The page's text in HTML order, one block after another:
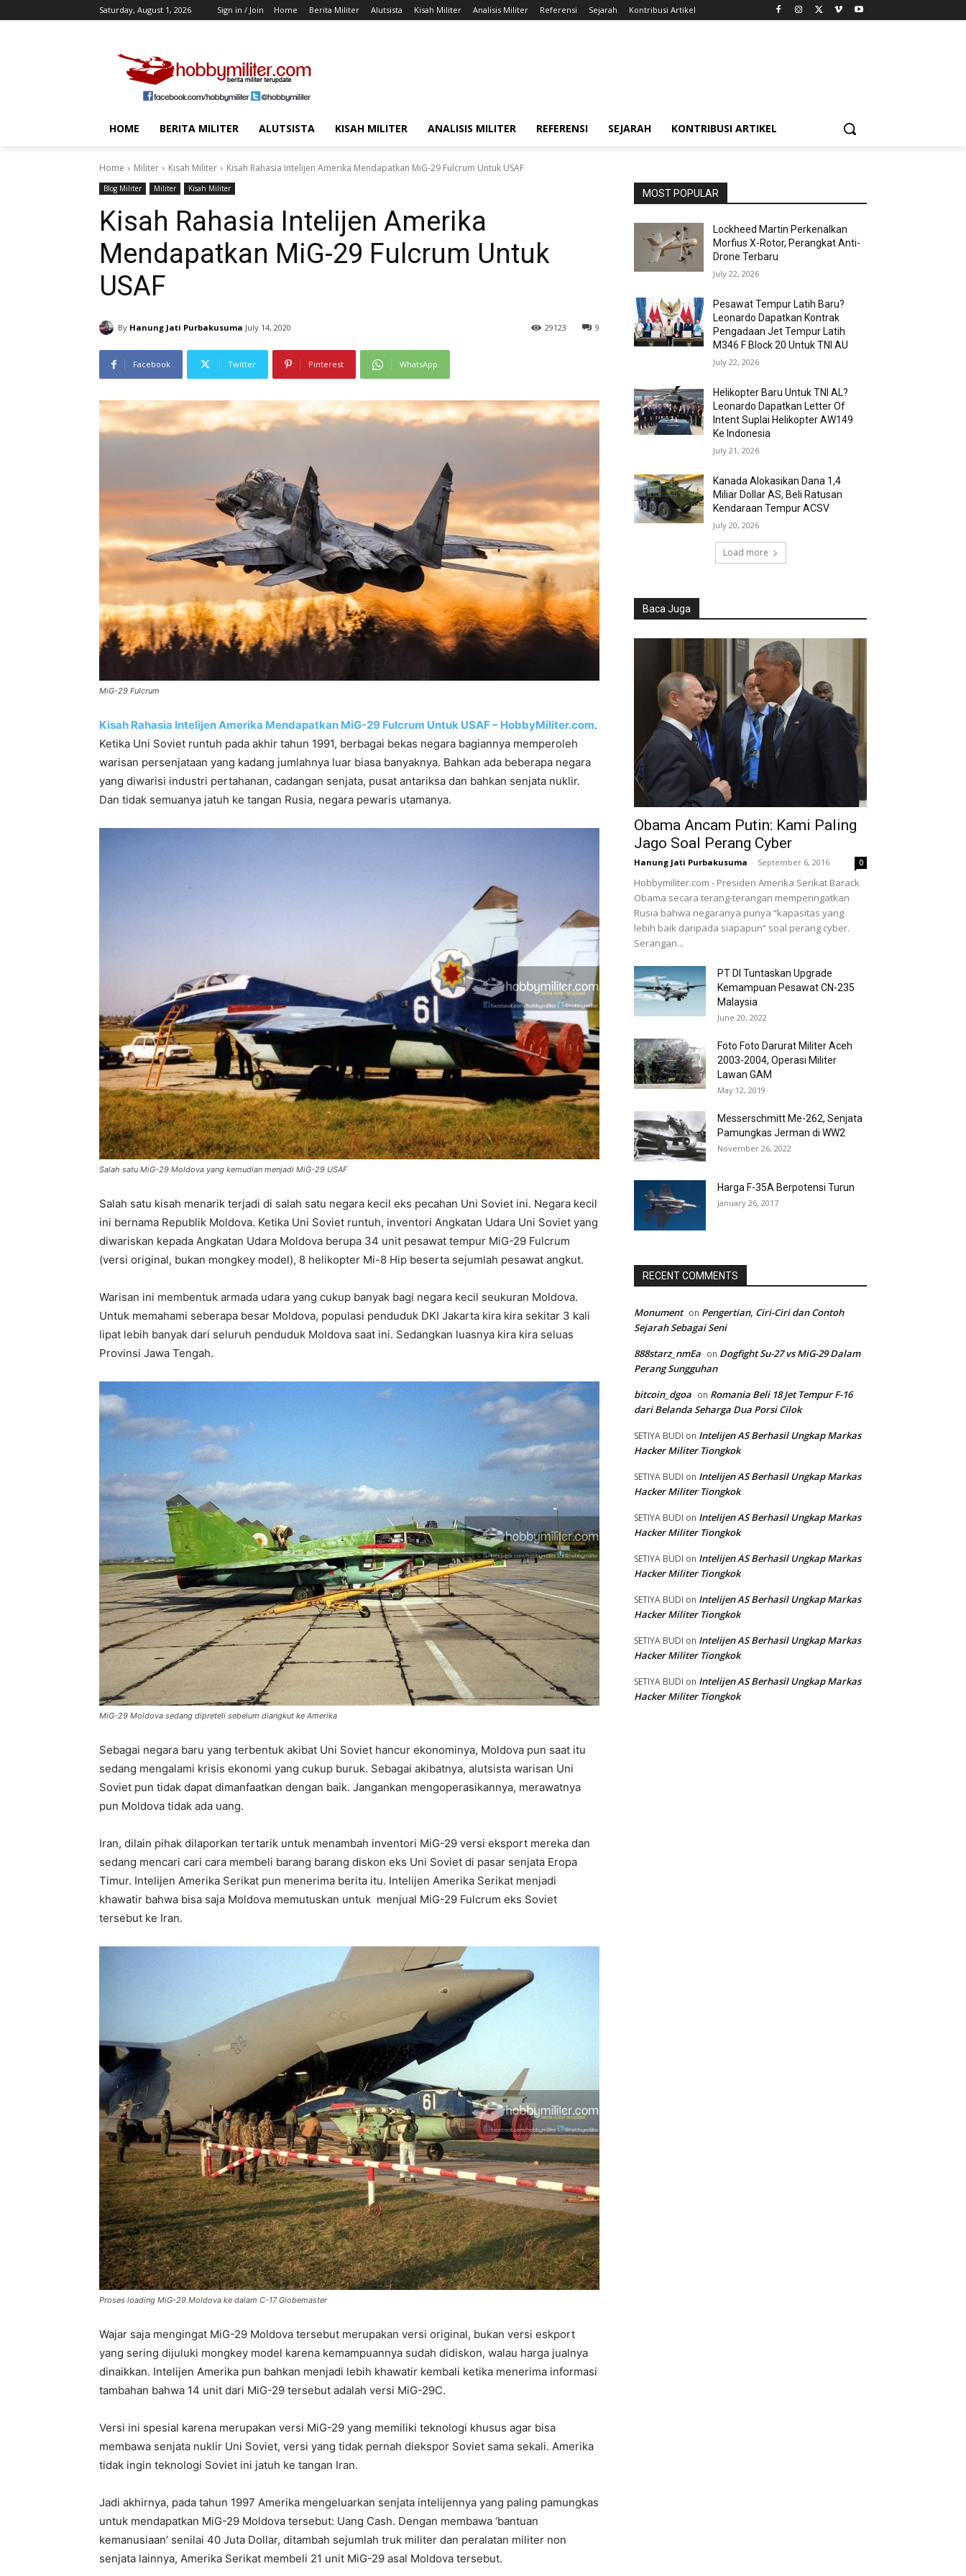
Saturday, August 1, 2026 Sign in / Join Home Berita Militer Alutsista Kisah Militer Analisis Militer Referensi Sejarah Kontribusi Artikel
HOME BERITA MILITER ALUTSISTA KISAH MILITER ANALISIS MILITER REFERENSI SEJARAH KONTRIBUSI ARTIKEL
Home Militer Kisah Militer Kisah Rahasia Intelijen Amerika Mendapatkan MiG-29 Fulcrum Untuk USAF
Blog Militer Militer Kisah Militer
Kisah Rahasia Intelijen Amerika
Mendapatkan MiG-29 Fulcrum Untuk
USAF
By Hanung Jati Purbakusuma July 14, 2020 9
29123
Facebook Twitter Pinterest WhatsApp
MiG-29 Fulcrum
Kisah Rahasia Intelijen Amerika Mendapatkan MiG-29 Fulcrum Untuk USAF – HobbyMiliter.com.
Ketika Uni Soviet runtuh pada akhir tahun 1991, berbagai bekas negara bagiannya memperoleh
warisan persenjataan yang kadang jumlahnya luar biasa banyaknya. Bahkan ada beberapa negara
yang diwarisi industri pertahanan, cadangan senjata, pusat antariksa dan bahkan senjata nuklir.
Dan tidak semuanya jatuh ke tangan Rusia, negara pewaris utamanya.
Salah satu MiG-29 Moldova yang kemudian menjadi MiG-29 USAF
Salah satu kisah menarik terjadi di salah satu negara kecil eks pecahan Uni Soviet ini. Negara kecil
ini bernama Republik Moldova. Ketika Uni Soviet runtuh, inventori Angkatan Udara Uni Soviet yang
diwariskan kepada Angkatan Udara Moldova berupa 34 unit pesawat tempur MiG-29 Fulcrum
(versi original, bukan mongkey model), 8 helikopter Mi-8 Hip beserta sejumlah pesawat angkut.
Warisan ini membentuk armada udara yang cukup banyak bagi negara kecil seukuran Moldova.
Untuk memahami seberapa besar Moldova, populasi penduduk DKI Jakarta kira kira sekitar 3 kali
lipat lebih banyak dari seluruh penduduk Moldova saat ini. Sedangkan luasnya kira kira seluas
Provinsi Jawa Tengah.
MiG-29 Moldova sedang dipreteli sebelum diangkut ke Amerika
Sebagai negara baru yang terbentuk akibat Uni Soviet hancur ekonominya, Moldova pun saat itu
sedang mengalami krisis ekonomi yang cukup buruk. Sebagai akibatnya, alutsista warisan Uni
Soviet pun tidak dapat dimanfaatkan dengan baik. Jangankan mengoperasikannya, merawatnya
pun Moldova tidak ada uang.
Iran, dilain pihak dilaporkan tertarik untuk menambah inventori MiG-29 versi eksport mereka dan
sedang mencari cari cara membeli barang barang diskon eks Uni Soviet di pasar senjata Eropa
Timur. Intelijen Amerika Serikat pun menerima berita itu. Intelijen Amerika Serikat menjadi
khawatir bahwa bisa saja Moldova memutuskan untuk menjual MiG-29 Fulcrum eks Soviet
tersebut ke Iran.
Proses loading MiG-29 Moldova ke dalam C-17 Globemaster
Wajar saja mengingat MiG-29 Moldova tersebut merupakan versi original, bukan versi eskport
yang sering dijuluki mongkey model karena kemampuannya sudah didiskon, walau harga jualnya
dinaikkan. Intelijen Amerika pun bahkan menjadi lebih khawatir kembali ketika menerima informasi
tambahan bahwa 14 unit dari MiG-29 tersebut adalah versi MiG-29C.
Versi ini spesial karena merupakan versi MiG-29 yang memiliki teknologi khusus agar bisa
membawa senjata nuklir Uni Soviet, versi yang tidak pernah diekspor Soviet sama sekali. Amerika
tidak ingin teknologi Soviet ini jatuh ke tangan Iran.
Jadi akhirnya, pada tahun 1997 Amerika mengeluarkan senjata intelijennya yang paling pamungkas
untuk mendapatkan MiG-29 Moldova tersebut: Uang Cash. Dengan membawa ‘bantuan
kemanusiaan’ senilai 40 Juta Dollar, ditambah sejumlah truk militer dan peralatan militer non
senjata lainnya, Amerika Serikat membeli 21 unit MiG-29 asal Moldova tersebut.
MOST POPULAR
Lockheed Martin Perkenalkan
Morfius X-Rotor, Perangkat Anti-
Drone Terbaru
July 22, 2026
Pesawat Tempur Latih Baru?
Leonardo Dapatkan Kontrak
Pengadaan Jet Tempur Latih
M346 F Block 20 Untuk TNI AU
July 22, 2026
Helikopter Baru Untuk TNI AL?
Leonardo Dapatkan Letter Of
Intent Suplai Helikopter AW149
Ke Indonesia
July 21, 2026
Kanada Alokasikan Dana 1,4
Miliar Dollar AS, Beli Ratusan
Kendaraan Tempur ACSV
July 20, 2026
Load more
Baca Juga
Obama Ancam Putin: Kami Paling
Jago Soal Perang Cyber
Hanung Jati Purbakusuma - September 6, 2016 0
Hobbymiliter.com - Presiden Amerika Serikat Barack
Obama secara terang-terangan memperingatkan
Rusia bahwa negaranya punya “kapasitas yang
lebih baik daripada siapapun” soal perang cyber.
Serangan...
PT DI Tuntaskan Upgrade
Kemampuan Pesawat CN-235
Malaysia
June 20, 2022
Foto Foto Darurat Militer Aceh
2003-2004, Operasi Militer
Lawan GAM
May 12, 2019
Messerschmitt Me-262, Senjata
Pamungkas Jerman di WW2
November 26, 2022
Harga F-35A Berpotensi Turun
January 26, 2017
RECENT COMMENTS
Monument on Pengertian, Ciri-Ciri dan Contoh
Sejarah Sebagai Seni
888starz_nmEa on Dogfight Su-27 vs MiG-29 Dalam
Perang Sungguhan
bitcoin_dgoa on Romania Beli 18 Jet Tempur F-16
dari Belanda Seharga Dua Porsi Cilok
SETIYA BUDI on Intelijen AS Berhasil Ungkap Markas
Hacker Militer Tiongkok
SETIYA BUDI on Intelijen AS Berhasil Ungkap Markas
Hacker Militer Tiongkok
SETIYA BUDI on Intelijen AS Berhasil Ungkap Markas
Hacker Militer Tiongkok
SETIYA BUDI on Intelijen AS Berhasil Ungkap Markas
Hacker Militer Tiongkok
SETIYA BUDI on Intelijen AS Berhasil Ungkap Markas
Hacker Militer Tiongkok
SETIYA BUDI on Intelijen AS Berhasil Ungkap Markas
Hacker Militer Tiongkok
SETIYA BUDI on Intelijen AS Berhasil Ungkap Markas
Hacker Militer Tiongkok